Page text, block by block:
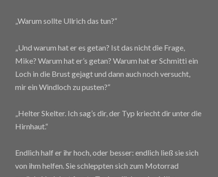
„Warum sollte Ullrich das tun?“
„Und warum hat er es getan? Ist das nicht die Frage,
Mike? Warum hat er’s getan? Warum hat er Schmitti ein
Loch in die Brust gejagt und dann auch noch versucht,
mir ein Windloch zu pusten?“
„Helter Skelter. Ich sag’s dir, der Typ kriecht dir unter die
Hirnhaut.“
Endlich half er ihr hoch, oder besser: endlich ließ sie sich
von ihm helfen. Sie schleppten sich zum Motorrad